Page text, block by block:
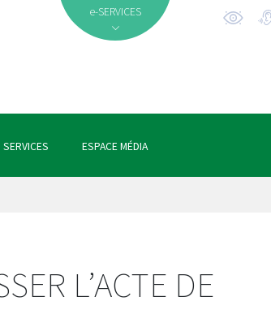
e-SERVICES
SERVICES ESPACE MÉDIA
L’ACTE DE